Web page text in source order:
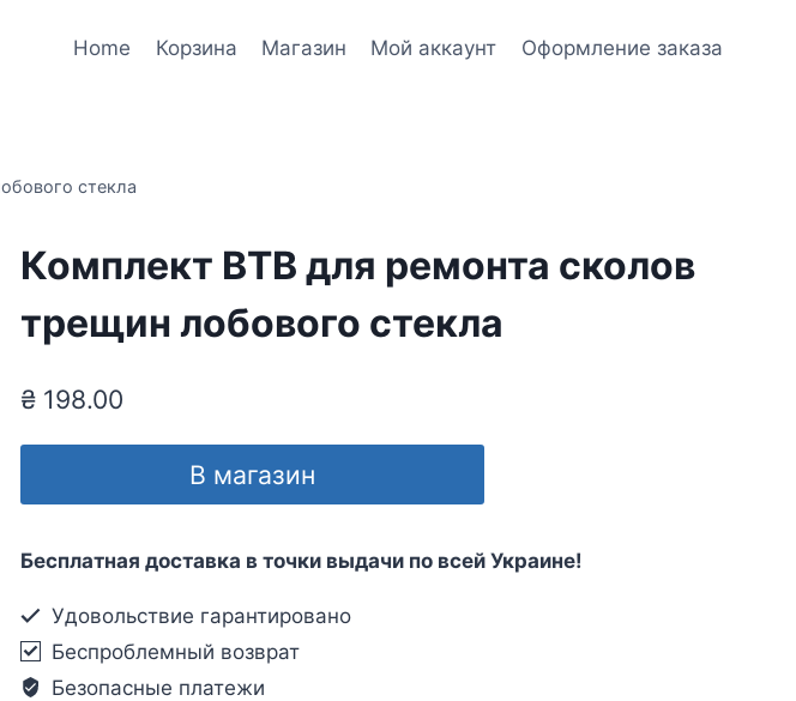
Home Корзина Магазин Мой аккаунт Оформление заказа
стекла
Комплект ВТВ для ремонта сколов
трещин лобового стекла
₴198.00
В магазин
Бесплатная доставка в точки выдачи по всей Украине!
Удовольствие гарантировано
Беспроблемный возврат
Безопасные платежи